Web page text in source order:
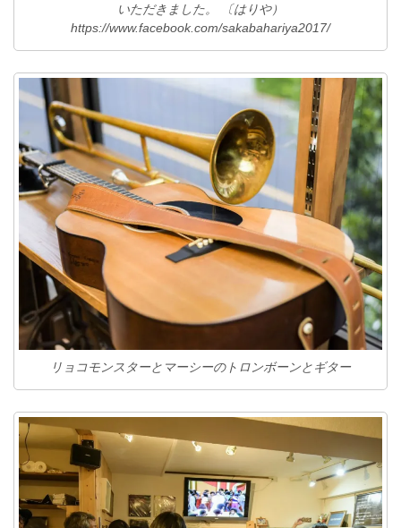
いただきました。 〔はりや）
https://www.facebook.com/sakabahariya2017/
リョコモンスターとマーシーのトロンボーンとギター